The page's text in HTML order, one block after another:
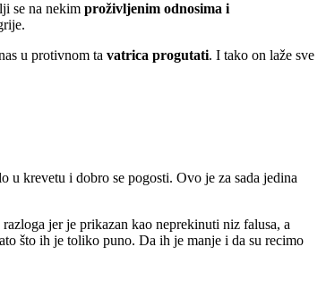
se na nekim proživljenim odnosima i
u protivnom ta vatrica progutati. I tako on laže sve
u krevetu i dobro se pogosti. Ovo je za sada jedina
jer je prikazan kao neprekinuti niz falusa, a
što ih je toliko puno. Da ih je manje i da su recimo